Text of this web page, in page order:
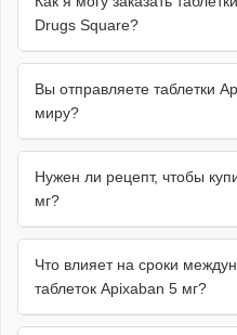
Drugs Square?
Вы отправляете таблетки
миру?
Нужен ли рецепт, чтобы
мг?
Что влияет на сроки
таблеток Apixaban 5 мг?